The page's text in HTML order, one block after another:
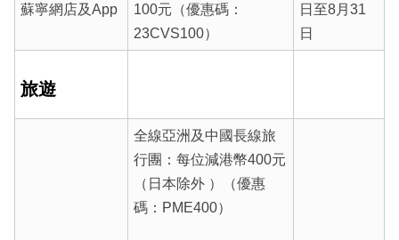
蘇寧網店及App
100元（優惠碼：
23CVS100）
日至8月31
日
旅遊
全線亞洲及中國長線旅
行團：每位減港幣400元
（日本除外 ）（優惠
碼：PME400）